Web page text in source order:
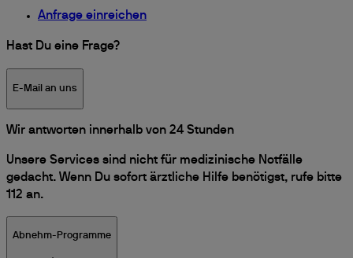
Anfrage einreichen
Hast Du eine Frage?
E-Mail an uns
Wir antworten innerhalb von 24 Stunden
Unsere Services sind nicht für medizinische Notfälle
gedacht. Wenn Du sofort ärztliche Hilfe benötigst, rufe bitte
112 an.
Abnehm-Programme